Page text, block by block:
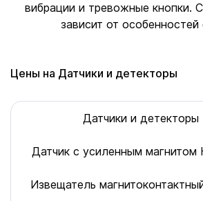
вибрации и тревожные кнопки.
зависит от особенностей
Цены на Датчики и детекторы
Датчики и детекторы
Датчик с усиленным магнитом
Извещатель